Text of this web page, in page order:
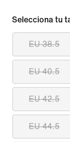
Selecciona tu
EU 38.5
EU 40.5
EU 42.5
EU 44.5